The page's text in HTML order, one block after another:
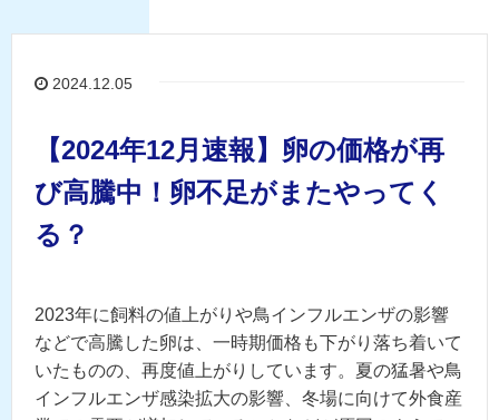
2024.12.05
【2024年12月速報】卵の価格が再
び高騰中！卵不足がまたやってく
る？
2023年に飼料の値上がりや鳥インフルエンザの影響
などで高騰した卵は、一時期価格も下がり落ち着いて
いたものの、再度値上がりしています。夏の猛暑や鳥
インフルエンザ感染拡大の影響、冬場に向けて外食産